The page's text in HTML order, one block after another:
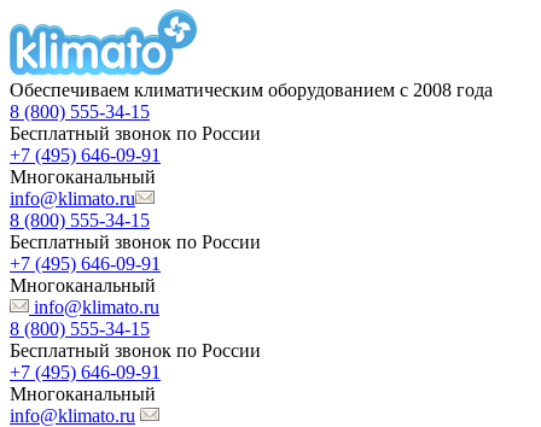
Обеспечиваем климатическим оборудованием с 2008 года
8 (800) 555-34-15
Бесплатный звонок по России
+7 (495) 646-09-91
Многоканальный
info@klimato.ru
8 (800) 555-34-15
Бесплатный звонок по России
+7 (495) 646-09-91
Многоканальный
info@klimato.ru
8 (800) 555-34-15
Бесплатный звонок по России
+7 (495) 646-09-91
Многоканальный
info@klimato.ru